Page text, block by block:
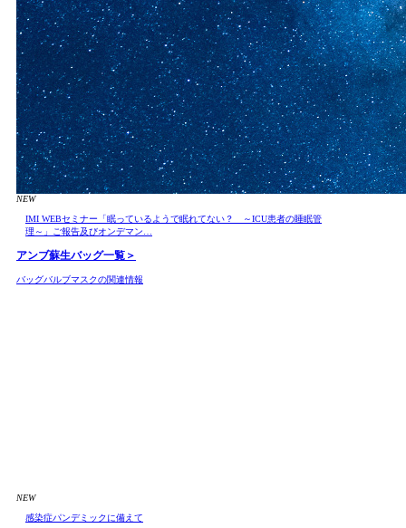
NEW
IMI WEBセミナー「眠っているようで眠れてない？ ～ICU患者の睡眠管
理～」ご報告及びオンデマン…
アンブ蘇生バッグ一覧＞
バッグバルブマスクの関連情報
NEW
感染症パンデミックに備えて